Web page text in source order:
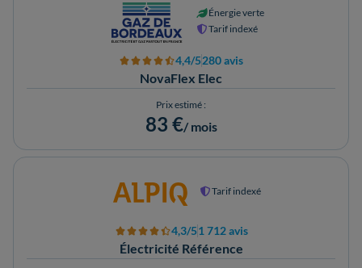
NovaFlex Elec
Énergie verte
Tarif indexé
4,4/5280 avis
Prix estimé :
83 €/ mois
Électricité Référence
Tarif indexé
4,3/51 712 avis